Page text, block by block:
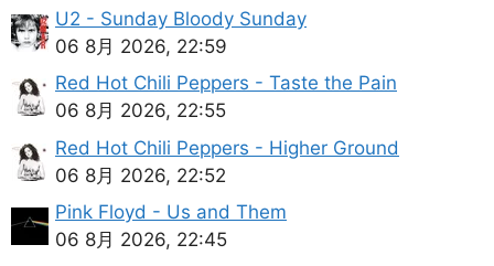
U2 - Sunday Bloody Sunday
06 8月 2026, 22:59
Red Hot Chili Peppers - Taste the Pain
06 8月 2026, 22:55
Red Hot Chili Peppers - Higher Ground
06 8月 2026, 22:52
Pink Floyd - Us and Them
06 8月 2026, 22:45